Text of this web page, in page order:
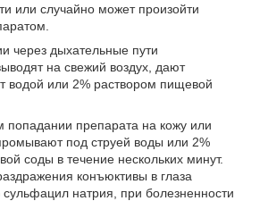
или случайно может произойти
через дыхательные пути
на свежий воздух, дают
водой или 2% раствором пищевой
попадании препарата на кожу или
под струей воды или 2%
соды в течение нескольких минут.
конъюктивы в глаза
натрия, при болезненности